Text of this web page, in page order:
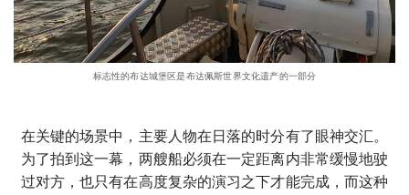
标志性的布达城堡区是布达佩斯世界文化遗产的一部分
在关键的场景中，主要人物在日落的时分有了眼神交汇。
为了拍到这一幕，两艘船必须在一定距离内非常缓慢地驶
过对方，也只有在高度复杂的演习之下才能完成，而这种